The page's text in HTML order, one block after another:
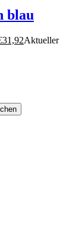
blau
31,92Aktueller